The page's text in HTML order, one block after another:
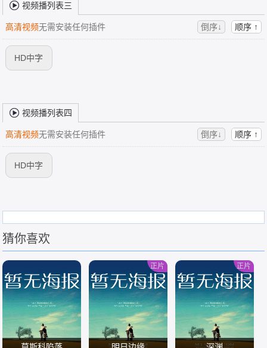
视频播列表三
高清视频无需安装任何插件 倒序↓ 顺序 ↑
HD中字
视频播列表四
高清视频无需安装任何插件 倒序↓ 顺序 ↑
HD中字
猜你喜欢
正片 正片